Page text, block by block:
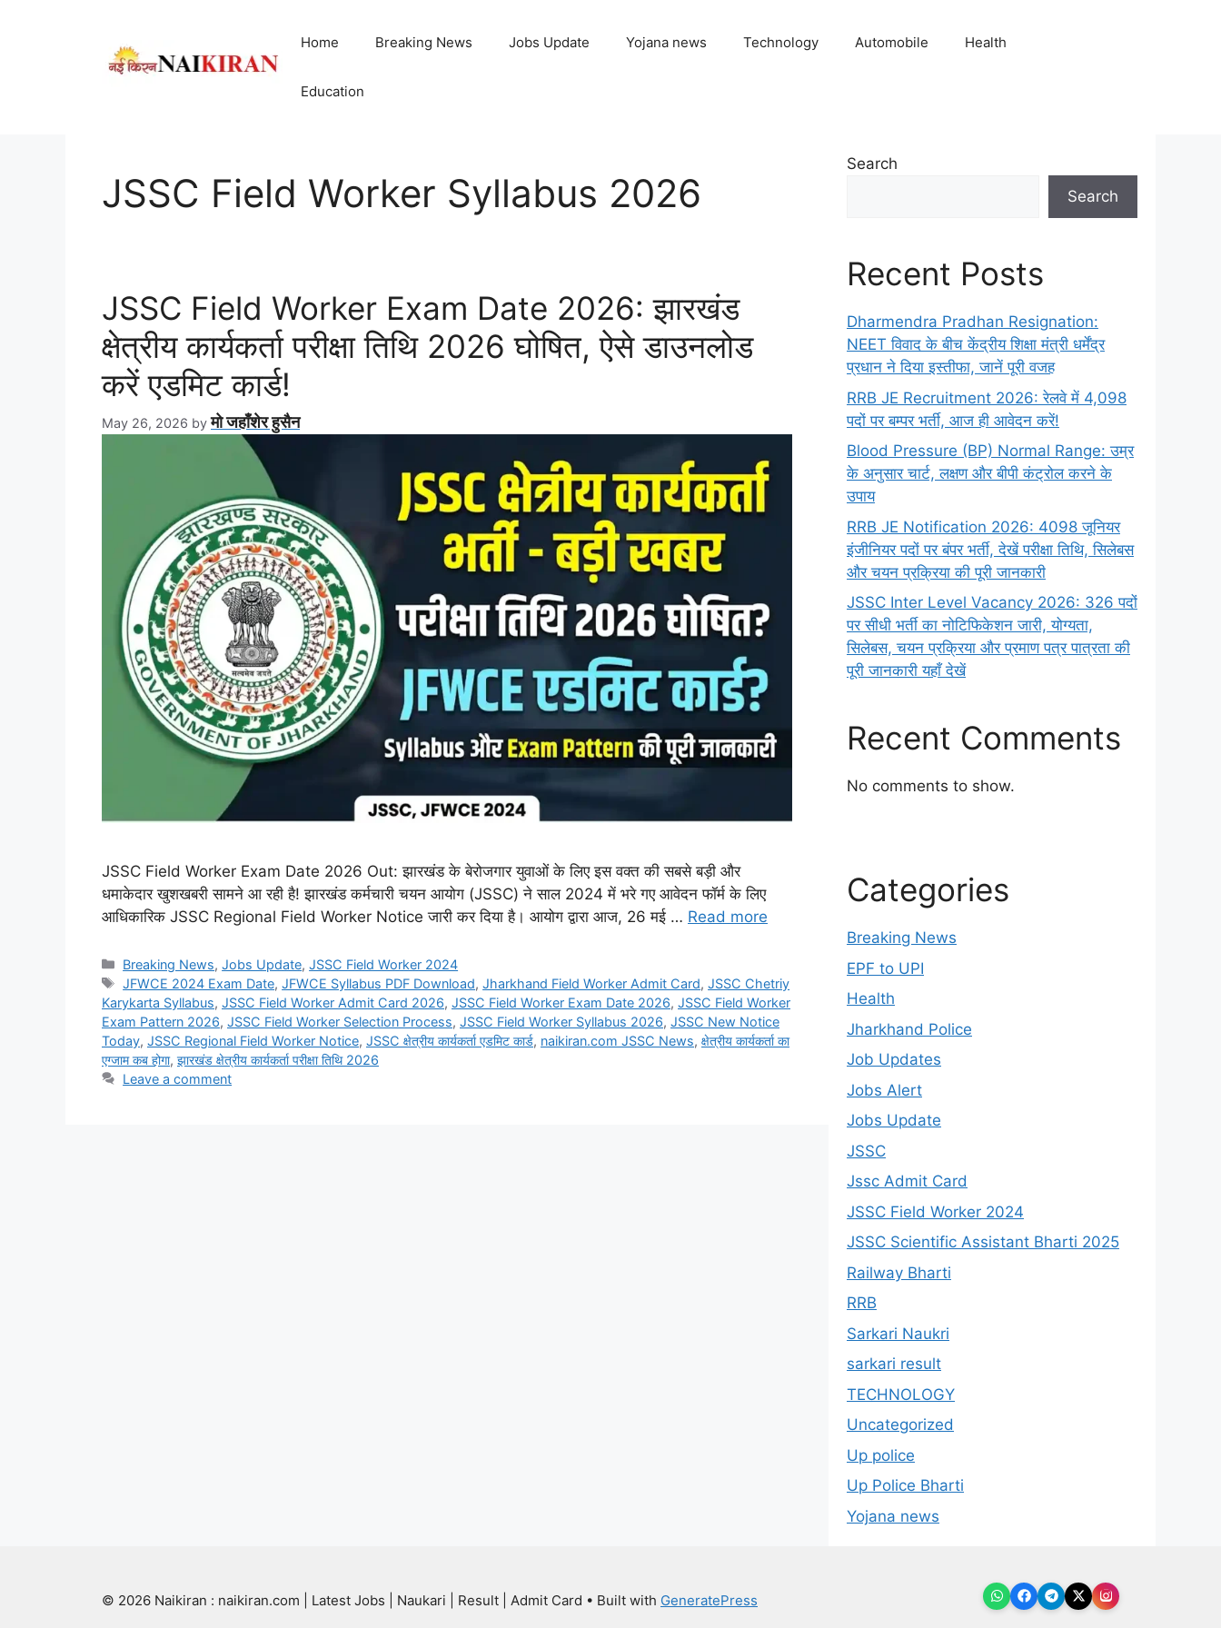
Home Breaking News Jobs Update Yojana news Technology Automobile Health
Education
JSSC Field Worker Syllabus 2026
JSSC Field Worker Exam Date 2026: झारखंड
क्षेत्रीय कार्यकर्ता परीक्षा तिथि 2026 घोषित, ऐसे डाउनलोड
करें एडमिट कार्ड!
May 26, 2026 byमो जहाँशेर हुसैन
JSSC Field Worker Exam Date 2026 Out: झारखंड के बेरोजगार युवाओं के लिए इस वक्त की सबसे बड़ी और
धमाकेदार खुशखबरी सामने आ रही है! झारखंड कर्मचारी चयन आयोग (JSSC) ने साल 2024 में भरे गए आवेदन फॉर्म के लिए
आधिकारिक JSSC Regional Field Worker Notice जारी कर दिया है। आयोग द्वारा आज, 26 मई … Read more
Categories
Breaking News,Jobs Update,JSSC Field Worker 2024
Tags
JFWCE 2024 Exam Date,JFWCE Syllabus PDF Download,Jharkhand Field Worker Admit Card,JSSC Chetriy
Karykarta Syllabus, JSSC Field Worker Admit Card 2026, JSSC Field Worker Exam Date 2026, JSSC Field Worker
Exam Pattern 2026, JSSC Field Worker Selection Process, JSSC Field Worker Syllabus 2026, JSSC New Notice
Today, JSSC Regional Field Worker Notice, JSSC क्षेत्रीय कार्यकर्ता एडमिट कार्ड, naikiran.com JSSC News, क्षेत्रीय कार्यकर्ता का
एग्जाम कब होगा, झारखंड क्षेत्रीय कार्यकर्ता परीक्षा तिथि 2026
Leave a comment
Search
Search
Recent Posts
Dharmendra Pradhan Resignation:
NEET विवाद के बीच केंद्रीय शिक्षा मंत्री धर्मेंद्र
प्रधान ने दिया इस्तीफा, जानें पूरी वजह
RRB JE Recruitment 2026: रेलवे में 4,098
पदों पर बम्पर भर्ती, आज ही आवेदन करें!
Blood Pressure (BP) Normal Range: उम्र
के अनुसार चार्ट, लक्षण और बीपी कंट्रोल करने के
उपाय
RRB JE Notification 2026: 4098 जूनियर
इंजीनियर पदों पर बंपर भर्ती, देखें परीक्षा तिथि, सिलेबस
और चयन प्रक्रिया की पूरी जानकारी
JSSC Inter Level Vacancy 2026: 326 पदों
पर सीधी भर्ती का नोटिफिकेशन जारी, योग्यता,
सिलेबस, चयन प्रक्रिया और प्रमाण पत्र पात्रता की
पूरी जानकारी यहाँ देखें
Recent Comments
No comments to show.
Categories
Breaking News
EPF to UPI
Health
Jharkhand Police
Job Updates
Jobs Alert
Jobs Update
JSSC
Jssc Admit Card
JSSC Field Worker 2024
JSSC Scientific Assistant Bharti 2025
Railway Bharti
RRB
Sarkari Naukri
sarkari result
TECHNOLOGY
Uncategorized
Up police
Up Police Bharti
Yojana news
© 2026 Naikiran : naikiran.com | Latest Jobs | Naukari | Result | Admit Card • Built with GeneratePress